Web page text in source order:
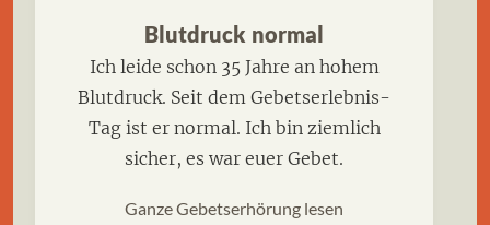
Blutdruck normal
Ich leide schon 35 Jahre an hohem
Blutdruck. Seit dem Gebetserlebnis-
Tag ist er normal. Ich bin ziemlich
sicher, es war euer Gebet.
Ganze Gebetserhörung lesen